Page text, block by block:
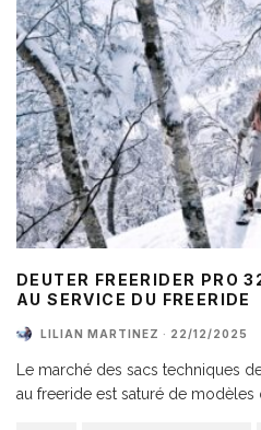
DEUTER FREERIDER PRO
AU SERVICE DU FREERIDE
LILIAN MARTINEZ · 22/12/2025
Le marché des sacs techniques
au freeride est saturé de modèles